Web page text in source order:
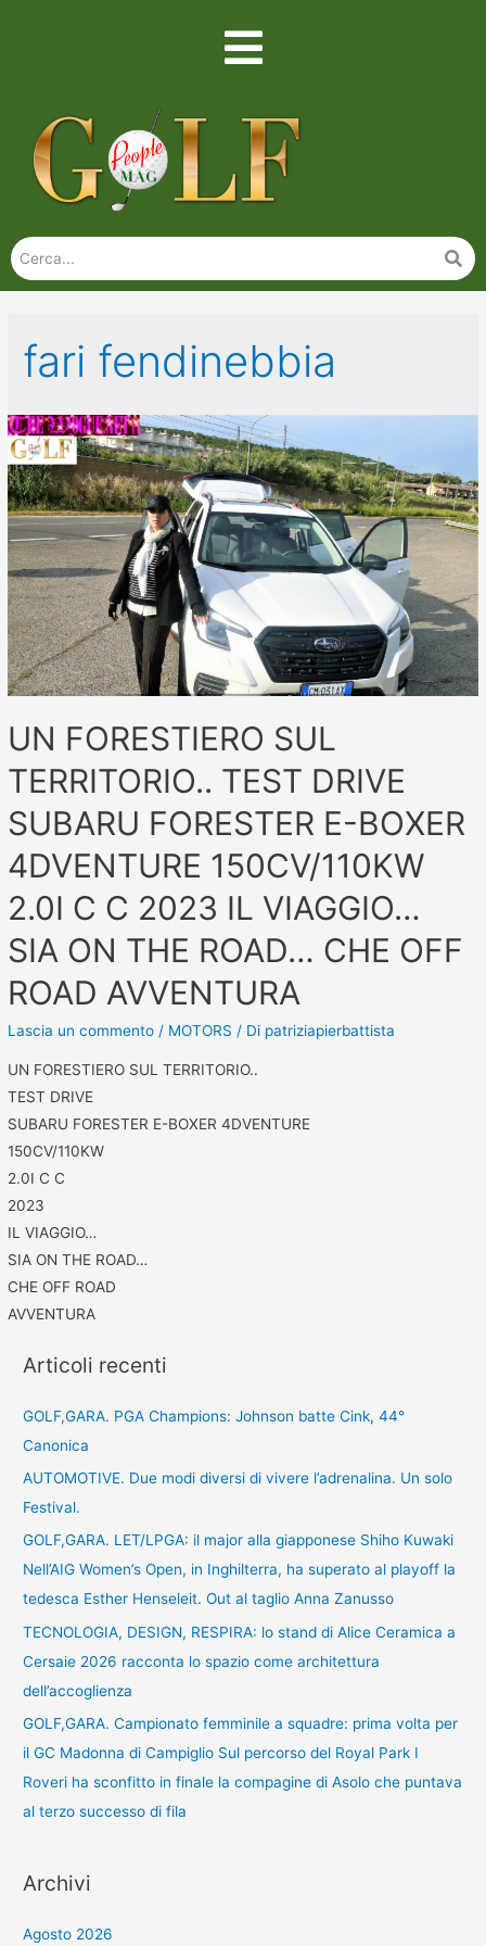
fari fendinebbia
UN FORESTIERO SUL
TERRITORIO.. TEST DRIVE
SUBARU FORESTER E-BOXER
4DVENTURE 150CV/110KW
2.0I C C 2023 IL VIAGGIO…
SIA ON THE ROAD… CHE OFF
ROAD AVVENTURA
Lascia un commento / MOTORS / Di patriziapierbattista
UN FORESTIERO SUL TERRITORIO..
TEST DRIVE
SUBARU FORESTER E-BOXER 4DVENTURE
150CV/110KW
2.0I C C
2023
IL VIAGGIO…
SIA ON THE ROAD…
CHE OFF ROAD
AVVENTURA
Articoli recenti
GOLF,GARA. PGA Champions: Johnson batte Cink, 44°
Canonica
AUTOMOTIVE. Due modi diversi di vivere l’adrenalina. Un solo
Festival.
GOLF,GARA. LET/LPGA: il major alla giapponese Shiho Kuwaki
Nell’AIG Women’s Open, in Inghilterra, ha superato al playoff la
tedesca Esther Henseleit. Out al taglio Anna Zanusso
TECNOLOGIA, DESIGN, RESPIRA: lo stand di Alice Ceramica a
Cersaie 2026 racconta lo spazio come architettura
dell’accoglienza
GOLF,GARA. Campionato femminile a squadre: prima volta per
il GC Madonna di Campiglio Sul percorso del Royal Park I
Roveri ha sconfitto in finale la compagine di Asolo che puntava
al terzo successo di fila
Archivi
Agosto 2026